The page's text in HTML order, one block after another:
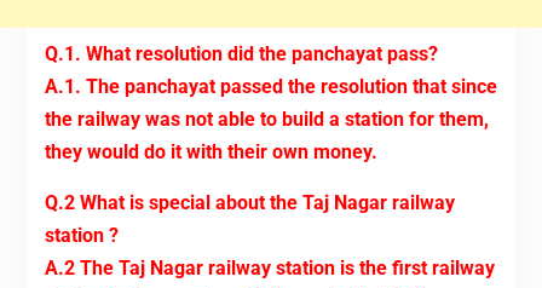
Q.1. What resolution did the panchayat pass?
A.1. The panchayat passed the resolution that since
the railway was not able to build a station for them,
they would do it with their own money.
Q.2 What is special about the Taj Nagar railway
station ?
A.2 The Taj Nagar railway station is the first railway